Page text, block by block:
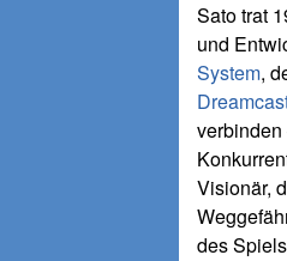
Sato trat
und
System,
Visionär,
des